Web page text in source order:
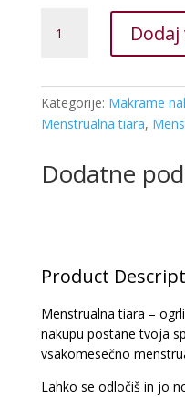
Menstrualna
tiara
z
granatom
Kategorije: Makrame
Menstrualna tiara,
Dodatne
Product
Menstrualna tiara –
nakupu postane tvoja
vsakomesečno
Lahko se odločiš in jo